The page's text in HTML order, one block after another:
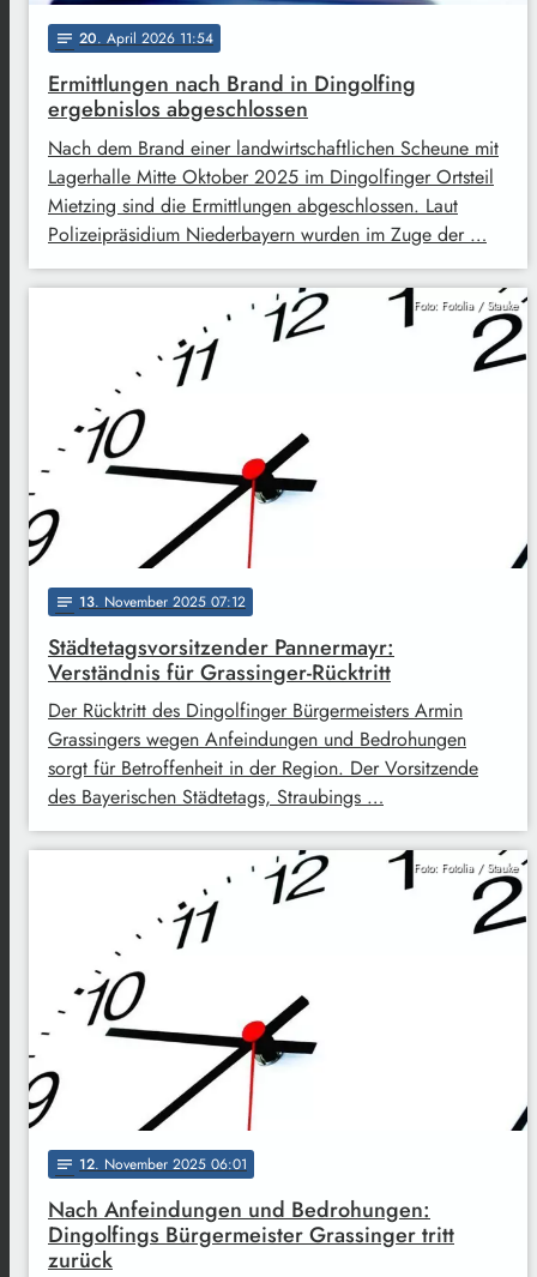
notes 20. April 2026 11:54
Ermittlungen nach Brand in Dingolfing
ergebnislos abgeschlossen
Nach dem Brand einer landwirtschaftlichen Scheune mit
Lagerhalle Mitte Oktober 2025 im Dingolfinger Ortsteil
Mietzing sind die Ermittlungen abgeschlossen. Laut
Polizeipräsidium Niederbayern wurden im Zuge der …
Foto: Fotolia / Stauke
notes 13. November 2025 07:12
Städtetagsvorsitzender Pannermayr:
Verständnis für Grassinger-Rücktritt
Der Rücktritt des Dingolfinger Bürgermeisters Armin
Grassingers wegen Anfeindungen und Bedrohungen
sorgt für Betroffenheit in der Region. Der Vorsitzende
des Bayerischen Städtetags, Straubings …
Foto: Fotolia / Stauke
notes 12. November 2025 06:01
Nach Anfeindungen und Bedrohungen:
Dingolfings Bürgermeister Grassinger tritt
zurück